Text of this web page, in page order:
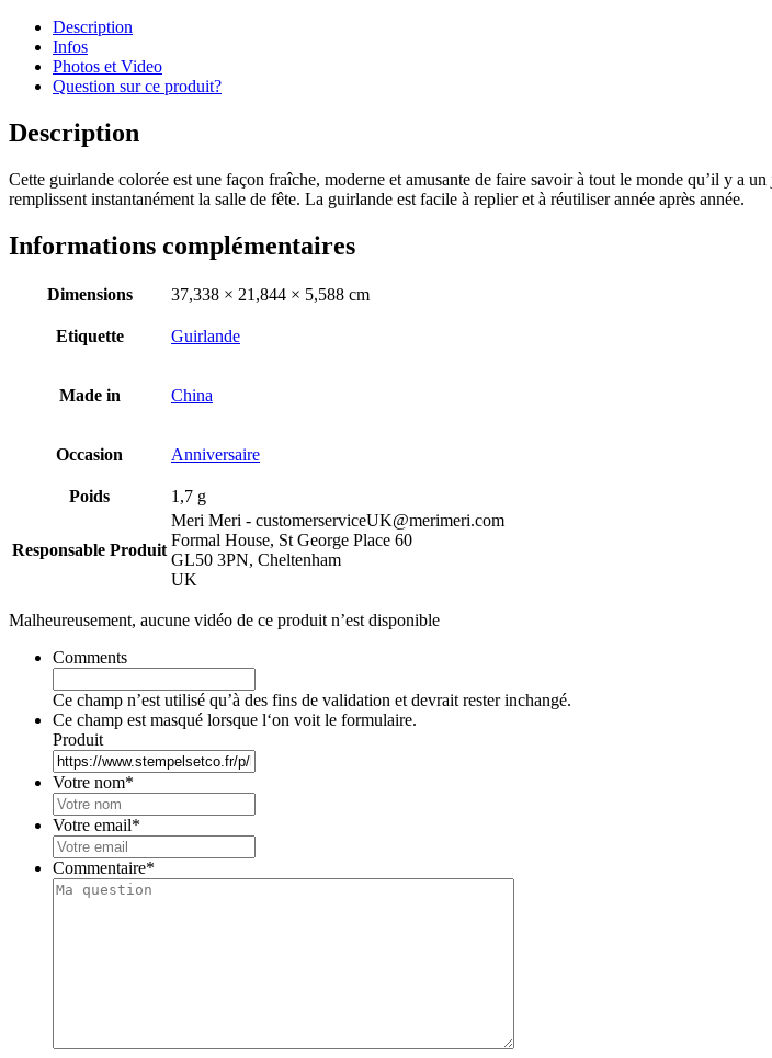
Description
Infos
Photos et Video
Question sur ce produit?
Description
Cette guirlande colorée est une façon fraîche, moderne et amusante de faire savoir à tout le monde qu’il y a
remplissent instantanément la salle de fête. La guirlande est facile à replier et à réutiliser année après année.
Informations complémentaires
Dimensions 37,338 × 21,844 × 5,588 cm
Etiquette Guirlande
Made in China
Occasion Anniversaire
Poids 1,7 g
Responsable Produit
Meri Meri - customerserviceUK@merimeri.com
Formal House, St George Place 60
GL50 3PN, Cheltenham
UK
Malheureusement, aucune vidéo de ce produit n’est disponible
Comments
Ce champ n’est utilisé qu’à des fins de validation et devrait rester inchangé.
Ce champ est masqué lorsque l‘on voit le formulaire.
Produit
Votre nom*
Votre email*
Commentaire*